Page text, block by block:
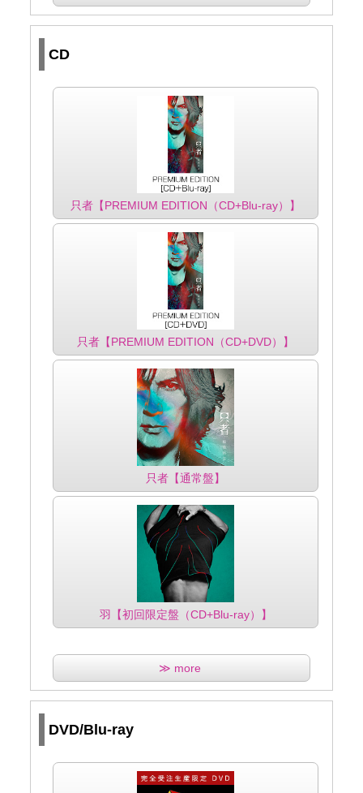
CD
只者【PREMIUM EDITION（CD+Blu-ray）】
只者【PREMIUM EDITION（CD+DVD）】
只者【通常盤】
羽【初回限定盤（CD+Blu-ray）】
≫ more
DVD/Blu-ray